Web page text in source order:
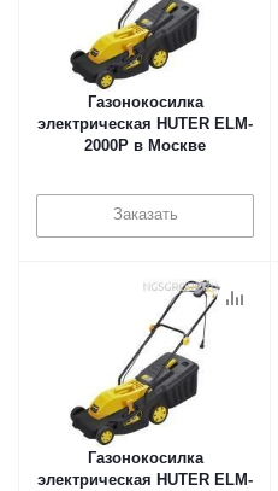
Газонокосилка
электрическая HUTER ELM-
2000P в Москве
Заказать
Газонокосилка
электрическая HUTER ELM-